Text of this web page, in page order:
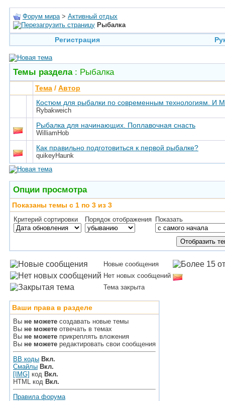
Форум мира > Активный отдых
Рыбалка
Регистрация
Темы раздела: Рыбалка
Тема / Автор
Костюм для рыбалки по современным технологиям. И
Rybakweich
Рыбалка для начинающих. Поплавочная снасть
WilliamHob
Как правильно подготовиться к первой рыбалке?
quikeyHaunk
Опции просмотра
Показаны темы с 1 по 3 из 3
Критерий сортировки Порядок отображения Показать
Новые сообщения
Нет новых сообщений
Тема закрыта
Ваши права в разделе
Вы не можете создавать новые темы
Вы не можете отвечать в темах
Вы не можете прикреплять вложения
Вы не можете редактировать свои сообщения
BB коды Вкл.
Смайлы Вкл.
[IMG] код Вкл.
HTML код Вкл.
Правила форума